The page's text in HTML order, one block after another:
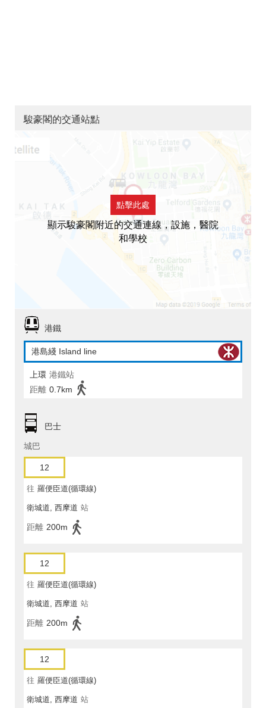
駿豪閣的交通站點
點擊此處
顯示駿豪閣附近的交通連線，設施，醫院
和學校
港鐵
港島綫 Island line
上環 港鐵站
距離 0.7km
巴士
城巴
12
往 羅便臣道(循環線)
衛城道, 西摩道 站
距離 200m
12
往 羅便臣道(循環線)
衛城道, 西摩道 站
距離 200m
12
往 羅便臣道(循環線)
衛城道, 西摩道 站